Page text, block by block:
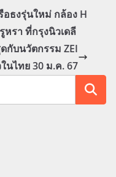
อธงรุ่นใหม่ กล้อง H
รา ที่กรุงนิวเดลี
กับนวัตกรรม ZEI
นไทย 30 ม.ค. 67